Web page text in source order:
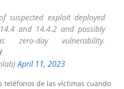
suspected exploit deployed
and 14.4.2 and possibly
zero-day vulnerability.
April 11, 2023
teléfonos de las víctimas cuando